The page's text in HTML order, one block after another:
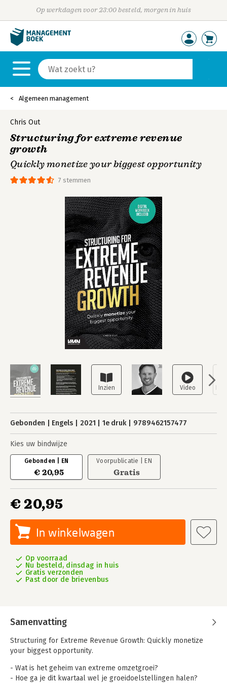
Op werkdagen voor 23:00 besteld, morgen in huis
Algemeen management
7 stemmen
Chris Out
Structuring for extreme revenue
growth
Quickly monetize your biggest opportunity
Gebonden Engels 2021 1e druk 9789462157477
Kies uw bindwijze
Gebonden | EN
€ 20,95
Voorpublicatie | EN
Gratis
€ 20,95
In winkelwagen
Op voorraad
Nu besteld, dinsdag in huis
Gratis verzonden
Past door de brievenbus
Samenvatting
Structuring for Extreme Revenue Growth: Quickly monetize
your biggest opportunity.
- Wat is het geheim van extreme omzetgroei?
- Hoe ga je dit kwartaal wel je groeidoelstellingen halen?